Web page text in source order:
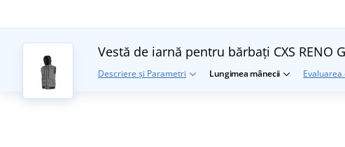
Vestă de iarnă pentru bărbați CXS RENO
Descriere și Parametri Lungimea mânecii